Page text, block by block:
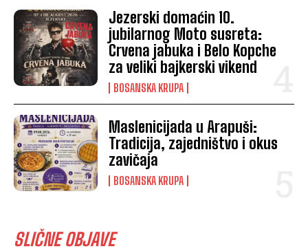
Jezerski domaćin 10.
jubilarnog Moto susreta:
Crvena jabuka i Belo Kopche
za veliki bajkerski vikend
BOSANSKA KRUPA
Maslenicijada u Arapuši:
Tradicija, zajedništvo i okus
zavičaja
BOSANSKA KRUPA
SLIČNE OBJAVE